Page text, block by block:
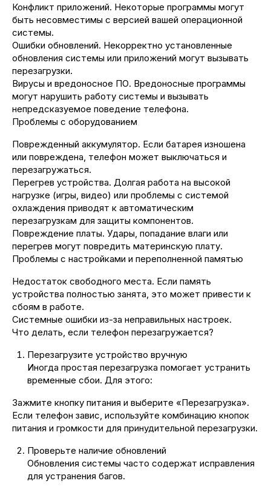
Конфликт приложений. Некоторые программы могут
быть несовместимы с версией вашей операционной
системы.
Ошибки обновлений. Некорректно установленные
обновления системы или приложений могут вызывать
перезагрузки.
Вирусы и вредоносное ПО. Вредоносные программы
могут нарушить работу системы и вызывать
непредсказуемое поведение телефона.
Проблемы с оборудованием
Поврежденный аккумулятор. Если батарея изношена
или повреждена, телефон может выключаться и
перезагружаться.
Перегрев устройства. Долгая работа на высокой
нагрузке (игры, видео) или проблемы с системой
охлаждения приводят к автоматическим
перезагрузкам для защиты компонентов.
Повреждение платы. Удары, попадание влаги или
перегрев могут повредить материнскую плату.
Проблемы с настройками и переполненной памятью
Недостаток свободного места. Если память
устройства полностью занята, это может привести к
сбоям в работе.
Системные ошибки из-за неправильных настроек.
Что делать, если телефон перезагружается?
Перезагрузите устройство вручную
Иногда простая перезагрузка помогает устранить
временные сбои. Для этого:
Зажмите кнопку питания и выберите «Перезагрузка».
Если телефон завис, используйте комбинацию кнопок
питания и громкости для принудительной перезагрузки.
Проверьте наличие обновлений
Обновления системы часто содержат исправления
для устранения багов.